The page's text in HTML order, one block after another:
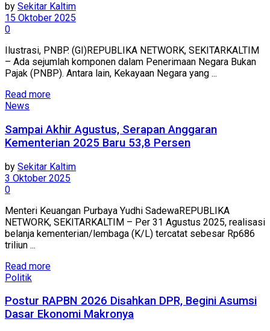
by Sekitar Kaltim
15 Oktober 2025
0
Ilustrasi, PNBP. (GI)REPUBLIKA NETWORK, SEKITARKALTIM
– Ada sejumlah komponen dalam Penerimaan Negara Bukan
Pajak (PNBP). Antara lain, Kekayaan Negara yang ...
Read more
News
Sampai Akhir Agustus, Serapan Anggaran
Kementerian 2025 Baru 53,8 Persen
by Sekitar Kaltim
3 Oktober 2025
0
Menteri Keuangan Purbaya Yudhi SadewaREPUBLIKA
NETWORK, SEKITARKALTIM – Per 31 Agustus 2025, realisasi
belanja kementerian/lembaga (K/L) tercatat sebesar Rp686
triliun ...
Read more
Politik
Postur RAPBN 2026 Disahkan DPR, Begini Asumsi
Dasar Ekonomi Makronya